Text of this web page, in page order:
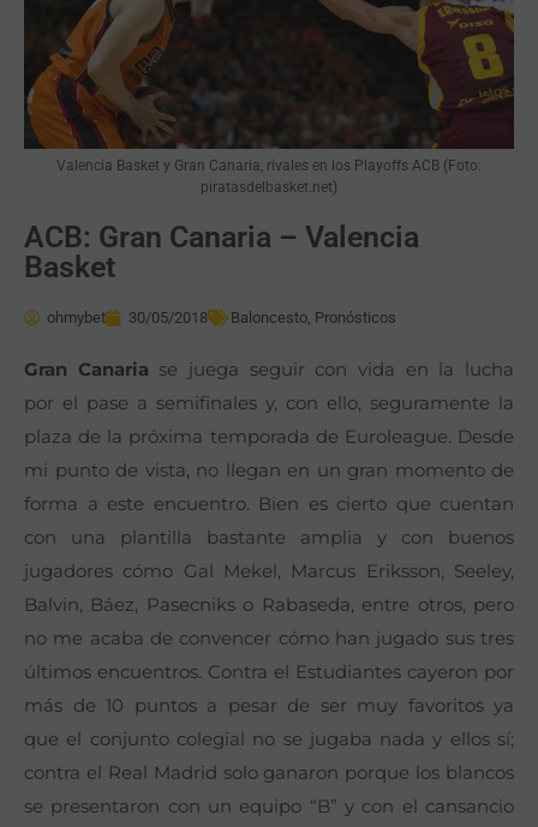
Valencia Basket y Gran Canaria, rivales en los Playoffs ACB (Foto:
piratasdelbasket.net)
ACB: Gran Canaria – Valencia
Basket
ohmybet 30/05/2018 Baloncesto, Pronósticos
Gran Canaria se juega seguir con vida en la lucha
por el pase a semifinales y, con ello, seguramente la
plaza de la próxima temporada de Euroleague. Desde
mi punto de vista, no llegan en un gran momento de
forma a este encuentro. Bien es cierto que cuentan
con una plantilla bastante amplia y con buenos
jugadores cómo Gal Mekel, Marcus Eriksson, Seeley,
Balvin, Báez, Pasecniks o Rabaseda, entre otros, pero
no me acaba de convencer cómo han jugado sus tres
últimos encuentros. Contra el Estudiantes cayeron por
más de 10 puntos a pesar de ser muy favoritos ya
que el conjunto colegial no se jugaba nada y ellos sí;
contra el Real Madrid solo ganaron porque los blancos
se presentaron con un equipo “B” y con el cansancio